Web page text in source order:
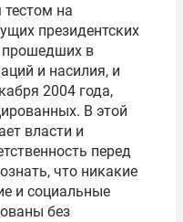
на
президентских
прошедших в
и насилия, и
2004 года,
В этой
власти и
перед
что никакие
и социальные
без